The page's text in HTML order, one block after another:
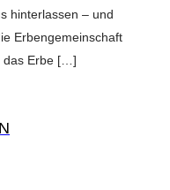
hinterlassen – und
Erbengemeinschaft
das Erbe […]